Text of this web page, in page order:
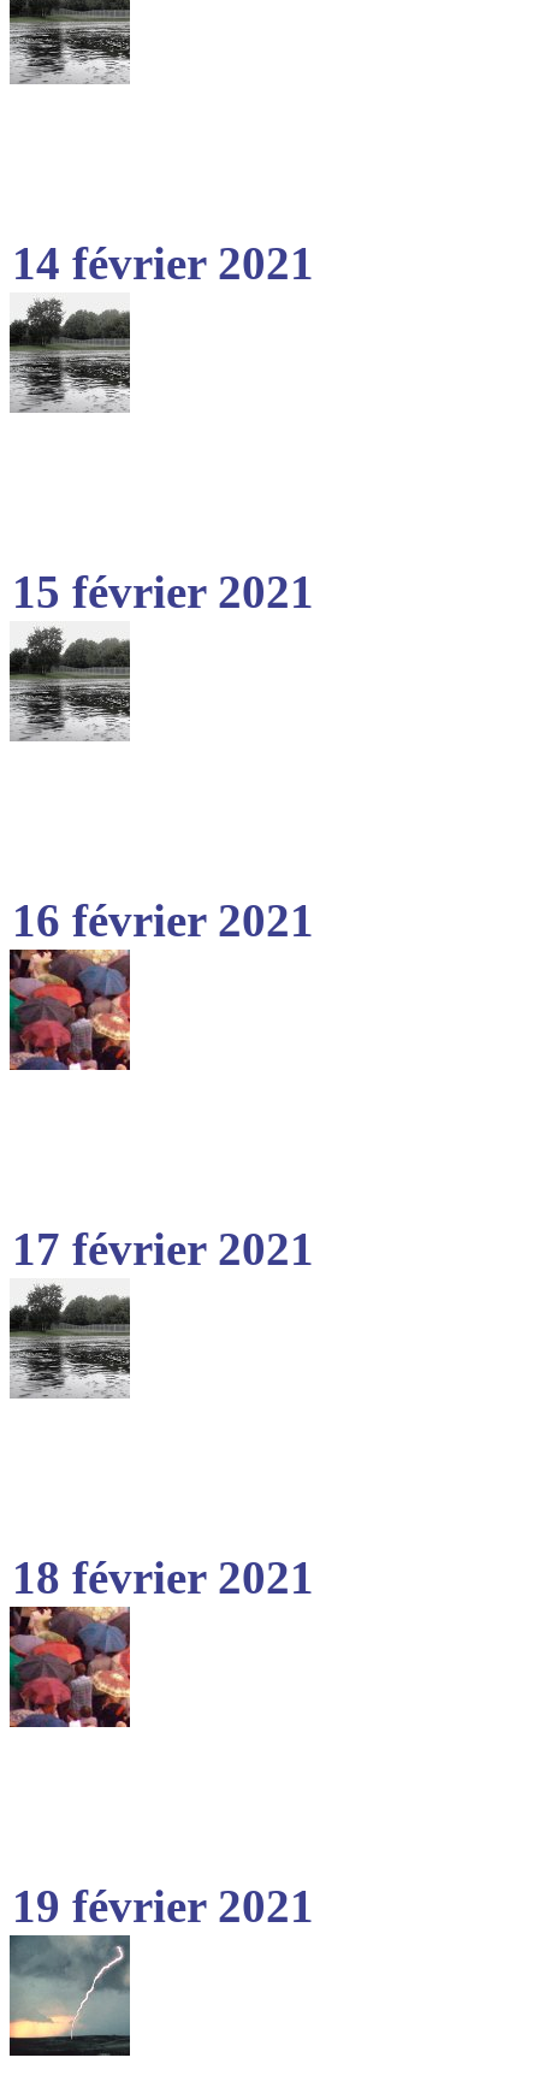
14 février 2021
15 février 2021
16 février 2021
17 février 2021
18 février 2021
19 février 2021